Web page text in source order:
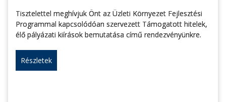
Tisztelettel meghívjuk Önt az Üzleti Környezet Fejlesztési
Programmal kapcsolódóan szervezett Támogatott hitelek,
élő pályázati kiírások bemutatása című rendezvényünkre.
Részletek